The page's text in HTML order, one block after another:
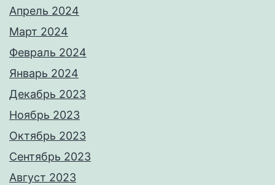
Апрель 2024
Март 2024
Февраль 2024
Январь 2024
Декабрь 2023
Ноябрь 2023
Октябрь 2023
Сентябрь 2023
Август 2023